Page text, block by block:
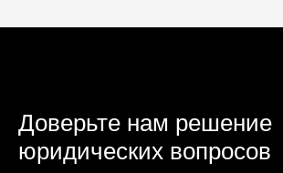
Доверьте нам решение
юридических вопросов